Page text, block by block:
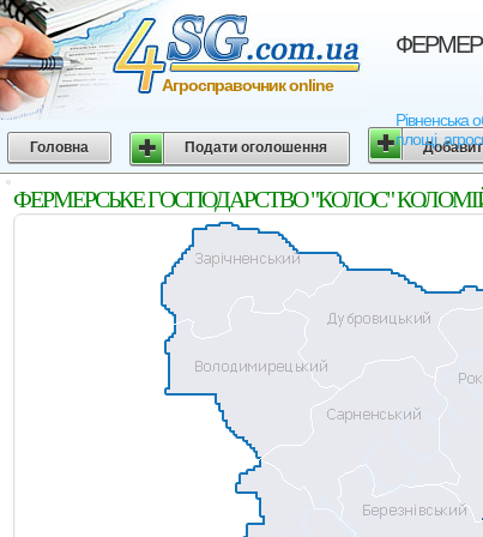
площі,
Агросправочник online
Головна Подати оголошення
ФЕРМЕРСЬКЕ ГОСПОДАРСТВО "КОЛОС"